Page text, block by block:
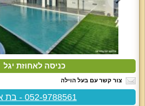
כניסה לאחוזת יגל
צור קשר עם בעל הוילה
052-9788561 - בת אל